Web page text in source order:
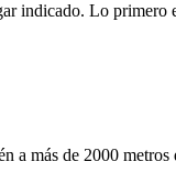
indicado. Lo
a más de 2000 metros